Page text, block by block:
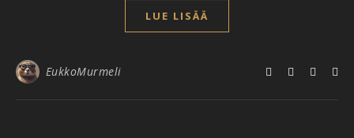
LUE LISÄÄ
EukkoMurmeli